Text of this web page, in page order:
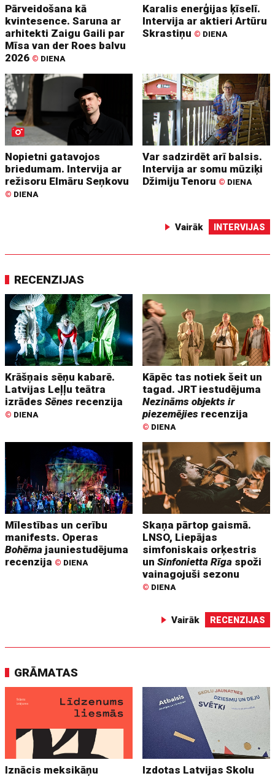
Pārveidošana kā
kvintesence. Saruna ar
arhitekti Zaigu Gaili par
Mīsa van der Roes balvu
2026 © DIENA
Karalis enerģijas ķīselī.
Intervija ar aktieri Artūru
Skrastiņu © DIENA
Nopietni gatavojos
briedumam. Intervija ar
režisoru Elmāru Seņkovu
© DIENA
Var sadzirdēt arī balsis.
Intervija ar somu mūziķi
Džimiju Tenoru © DIENA
Vairāk INTERVIJAS
RECENZIJAS
Krāšņais sēņu kabarē.
Latvijas Leļļu teātra
izrādesSēnes recenzija
© DIENA
Kāpēc tas notiek šeit un
tagad. JRT iestudējuma
Nezināms objekts ir
piezemējies recenzija
© DIENA
Mīlestības un cerību
manifests. Operas
Bohēma jauniestudējuma
recenzija © DIENA
Skaņa pārtop gaismā.
LNSO, Liepājas
simfoniskais orķestris
unSinfonietta Rīga spoži
vainagojuši sezonu
© DIENA
Vairāk RECENZIJAS
GRĀMATAS
Iznācis meksikāņu
Izdotas Latvijas Skolu